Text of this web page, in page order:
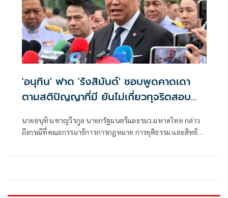
'อนุทิน' ฟาด 'รังสิมันต์' ชอบพูดคาดเดา
ตามสติปัญญาที่มี ยันไม่เกี่ยวทุจริตสอบ
นายอนุทิน ชาญวีรกูล นายกรัฐมนตรีและรมว.มหาดไทย กล่าว
ถึงกรณีที่คณะกรรมาธิการการกฎหมาย การยุติธรรม และสิทธิ